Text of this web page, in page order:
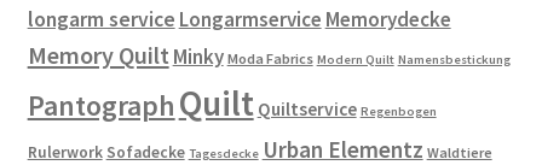
longarm service Longarmservice Memorydecke
Memory Quilt Minky Moda Fabrics Modern Quilt Namensbestickung
Pantograph Quilt Quiltservice Regenbogen
Rulerwork Sofadecke Tagesdecke Urban Elementz Waldtiere